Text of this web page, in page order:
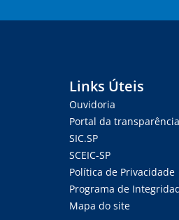
Links Úteis
Ouvidoria
Portal da transparência
SIC.SP
SCEIC-SP
Política de Privacidade
Programa de
Mapa do site